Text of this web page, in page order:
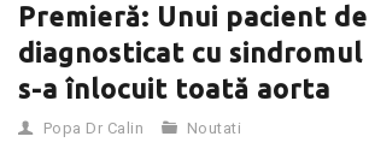
Premieră: Unui pacient
diagnosticat cu
s-a înlocuit toată aorta
Popa Dr Calin Noutati